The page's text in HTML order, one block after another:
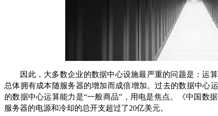
因此，大多数企业的数据中心设施最严重的问题是：运算
总体拥有成本随服务器的增加而成倍增加。过去的数据中心
的数据中心运算能力是“一般商品”，用电是焦点。《中国数
服务器的电源和冷却的总开支超过了20亿美元。